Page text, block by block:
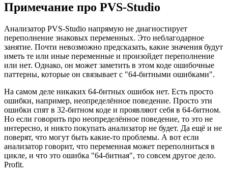
Примечание про PVS-Studio
Анализатор PVS-Studio напрямую не диагностирует
переполнение знаковых переменных. Это неблагодарное
занятие. Почти невозможно предсказать, какие значения будут
иметь те или иные переменные и произойдет переполнение
или нет. Однако, он может заметить в этом коде ошибочные
паттерны, которые он связывает с "64-битными ошибками".
На самом деле никаких 64-битных ошибок нет. Есть просто
ошибки, например, неопределённое поведение. Просто эти
ошибки спят в 32-битном коде и проявляют себя в 64-битном.
Но если говорить про неопределённое поведение, то это не
интересно, и никто покупать анализатор не будет. Да ещё и не
поверят, что могут быть какие-то проблемы. А вот если
анализатор говорит, что переменная может переполниться в
цикле, и что это ошибка "64-битная", то совсем другое дело.
Profit.